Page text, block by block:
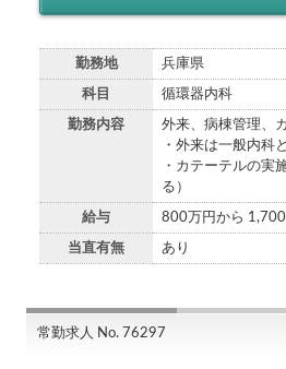
勤務地 兵庫県
科目 循環器内科
勤務内容
外来、病棟管理、
・外来は一般内科
・カテーテルの実
る）
給与 800万円から
当直有無 あり
常勤求人 No. 76297